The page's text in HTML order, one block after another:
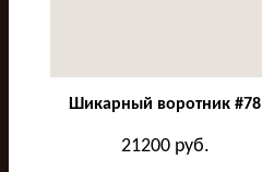
Шикарный воротник #78
21200руб.